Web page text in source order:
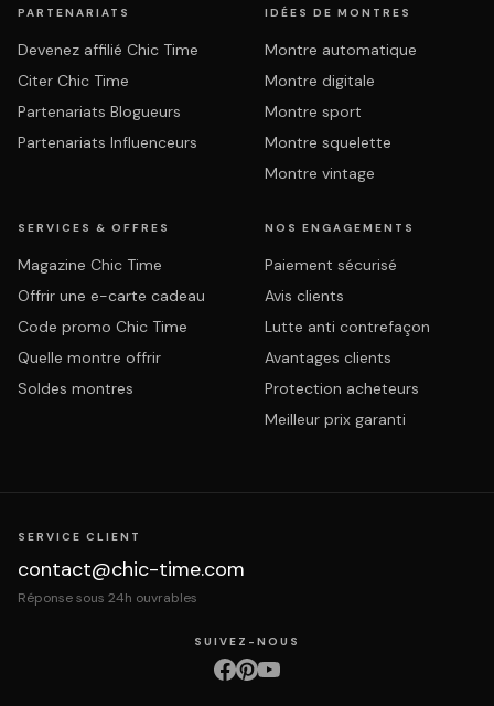
PARTENARIATS
Devenez affilié Chic Time
Citer Chic Time
Partenariats Blogueurs
Partenariats Influenceurs
IDÉES DE MONTRES
Montre automatique
Montre digitale
Montre sport
Montre squelette
Montre vintage
SERVICES & OFFRES
Magazine Chic Time
Offrir une e-carte cadeau
Code promo Chic Time
Quelle montre offrir
Soldes montres
NOS ENGAGEMENTS
Paiement sécurisé
Avis clients
Lutte anti contrefaçon
Avantages clients
Protection acheteurs
Meilleur prix garanti
SERVICE CLIENT
contact@chic-time.com
Réponse sous 24h ouvrables
SUIVEZ-NOUS